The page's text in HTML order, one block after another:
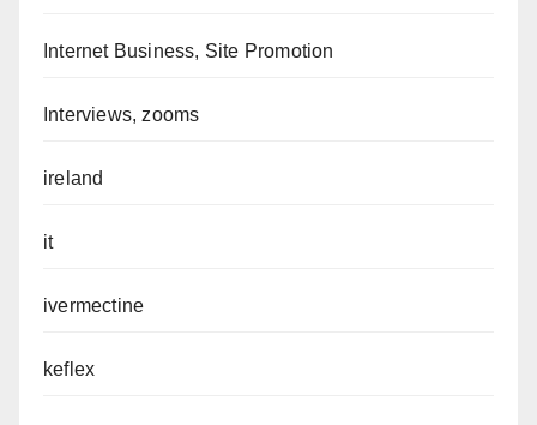
Internet Business, Site Promotion
Interviews, zooms
ireland
it
ivermectine
keflex